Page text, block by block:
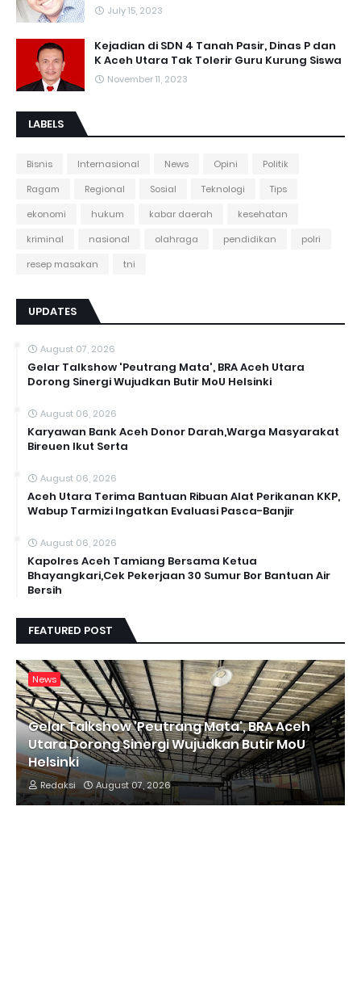
July 15, 2023
Kejadian di SDN 4 Tanah Pasir, Dinas P dan
K Aceh Utara Tak Tolerir Guru Kurung Siswa
November 11, 2023
LABELS
Bisnis Internasional News Opini
Politik
Ragam
Regional Sosial Teknologi
Tips
ekonomi
hukum kabar daerah
kesehatan
kriminal
nasional olahraga pendidikan
polri
resep masakan
tni
UPDATES
August 07, 2026
Gelar Talkshow 'Peutrang Mata', BRA Aceh Utara
Dorong Sinergi Wujudkan Butir MoU Helsinki
August 06, 2026
Karyawan Bank Aceh Donor Darah,Warga Masyarakat
Bireuen Ikut Serta
August 06, 2026
Aceh Utara Terima Bantuan Ribuan Alat Perikanan KKP,
Wabup Tarmizi Ingatkan Evaluasi Pasca-Banjir
August 06, 2026
Kapolres Aceh Tamiang Bersama Ketua
Bhayangkari,Cek Pekerjaan 30 Sumur Bor Bantuan Air
Bersih
FEATURED POST
News
Gelar Talkshow 'Peutrang Mata', BRA Aceh
Utara Dorong Sinergi Wujudkan Butir MoU
Helsinki
Redaksi August 07, 2026